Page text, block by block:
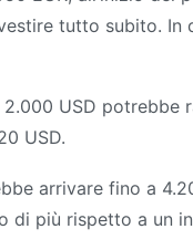
tutto subito. In
USD potrebbe
USD.
arrivare fino a
di più rispetto a un